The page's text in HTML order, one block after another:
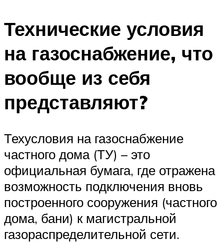
Технические условия
на газоснабжение, что
вообще из себя
представляют?
Техусловия на газоснабжение
частного дома (ТУ) – это
официальная бумага, где отражена
возможность подключения вновь
построенного сооружения (частного
дома, бани) к магистральной
газораспределительной сети.